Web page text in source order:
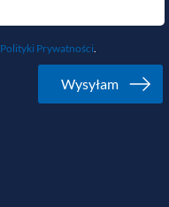
Polityki Prywatności.